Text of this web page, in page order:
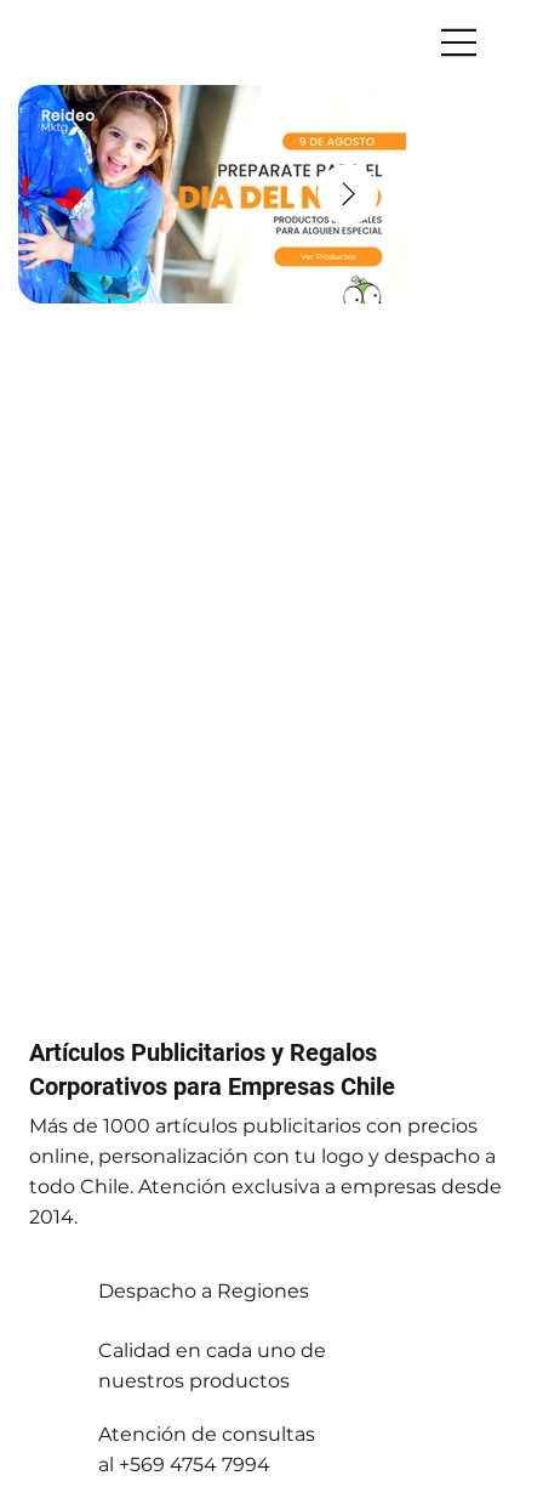
Artículos Publicitarios y Regalos
Corporativos para Empresas Chile
Más de 1000 artículos publicitarios con precios
online, personalización con tu logo y despacho a
todo Chile. Atención exclusiva a empresas desde
2014.
Despacho a Regiones
Calidad en cada uno de
nuestros productos
Atención de consultas
al +569 4754 7994